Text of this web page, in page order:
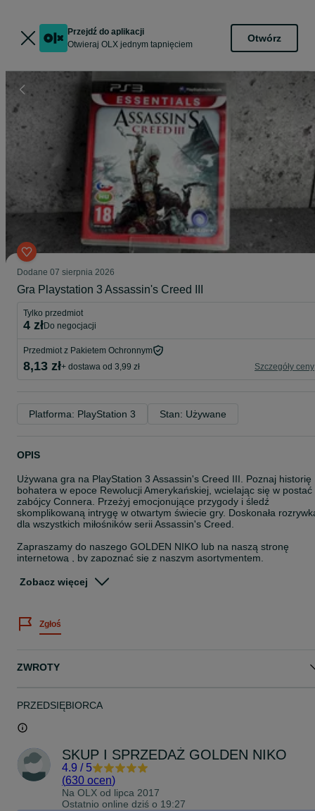
Przejdź do aplikacji
Otwieraj OLX jednym tapnięciem
Otwórz
Dodane 07 sierpnia 2026
Gra Playstation 3 Assassin's Creed III
Tylko przedmiot
4 zł do negocjacji
Przedmiot z Pakietem Ochronnym
8,13 zł+ dostawa od 3,99 zł Szczegóły ceny
Platforma: PlayStation 3 Stan: Używane
OPIS
Używana gra na PlayStation 3 Assassin's Creed III. Poznaj historię
bohatera w epoce Rewolucji Amerykańskiej, wcielając się w postać
zabójcy Connera. Przeżyj emocjonujące przygody i śledź
skomplikowaną intrygę w otwartym świecie gry. Doskonała
dla wszystkich miłośników serii Assassin's Creed.
Zapraszamy do naszego GOLDEN NIKO lub na naszą stronę
internetową , by zapoznać się z naszym asortymentem.
Zajmujemy się także skupem:
- Telefonów
- RTV AGD
- Rowerów
Adres: Ul Pokoju 48b, Lędziny
Realizujemy także wysyłki i dojazdy do klienta.
Na każdy zakupiony przedmiot udzielamy gwarancji.
Zapraszamy do obserwowania nas na Facebooku oraz
Oferujemy dojazd do klienta
Zobacz więcej
Zgłoś
ZWROTY
PRZEDSIĘBIORCA
SKUP I SPRZEDAŻ GOLDEN NIKO
4.9 / 5
(630 ocen)
Na OLX od lipca 2017
Ostatnio online dziś o 19:27